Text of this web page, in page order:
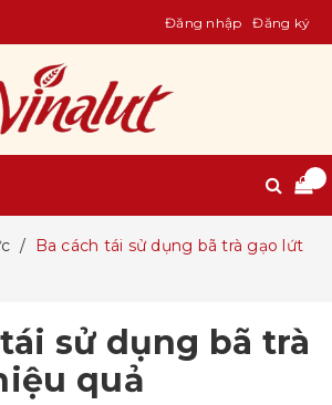
Đăng nhập Đăng ký
/
Ba cách tái sử dụng bã trà gạo lứt
sử dụng bã trà
quả